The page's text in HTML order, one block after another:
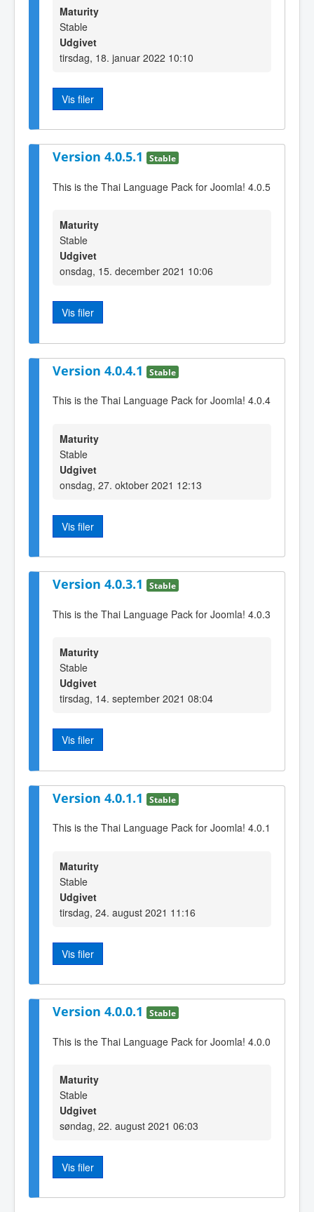
Maturity
Stable
Udgivet
tirsdag, 18. januar 2022 10:10
Vis filer
Version 4.0.5.1 Stable
This is the Thai Language Pack for Joomla! 4.0.5
Maturity
Stable
Udgivet
onsdag, 15. december 2021 10:06
Vis filer
Version 4.0.4.1 Stable
This is the Thai Language Pack for Joomla! 4.0.4
Maturity
Stable
Udgivet
onsdag, 27. oktober 2021 12:13
Vis filer
Version 4.0.3.1 Stable
This is the Thai Language Pack for Joomla! 4.0.3
Maturity
Stable
Udgivet
tirsdag, 14. september 2021 08:04
Vis filer
Version 4.0.1.1 Stable
This is the Thai Language Pack for Joomla! 4.0.1
Maturity
Stable
Udgivet
tirsdag, 24. august 2021 11:16
Vis filer
Version 4.0.0.1 Stable
This is the Thai Language Pack for Joomla! 4.0.0
Maturity
Stable
Udgivet
søndag, 22. august 2021 06:03
Vis filer